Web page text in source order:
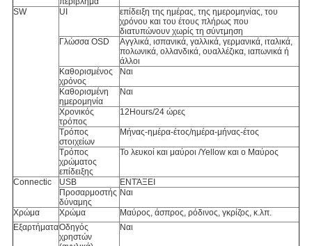
SW UI
επίδειξη της ημέρας, της ημερομηνίας, του
χρόνου και του έτους πλήρως που
διατυπώνουν χωρίς τη σύντμηση
Γλώσσα OSD
Αγγλικά, ισπανικά, γαλλικά, γερμανικά, ιταλικά,
πολωνικά, ολλανδικά, ουαλλέζικα, ιαπωνικά ή
άλλοι
Καθορισμένος
χρόνος
Ναι
Καθορισμένη
ημερομηνία
Ναι
Χρονικός
τρόπος
12Hours/24 ώρες
Τρόπος
στοιχείων
Μήνας-ημέρα-έτος/ημέρα-μήνας-έτος
Τρόπος
χρώματος
επίδειξης
Το λευκοί και μαύροι /Yellow και ο Μαύρος
Connectic USB
ΕΝΤΆΞΕΙ
Προσαρμοστής
δύναμης
Ναι
Χρώμα Χρώμα
Μαύρος, άσπρος, ρόδινος, γκρίζος, κ.λπ.
ΕξαρτήματαΟδηγός
χρηστών
Ναι